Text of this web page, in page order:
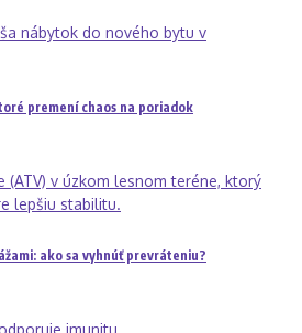
premení chaos na poriadok
ako sa vyhnúť prevráteniu?